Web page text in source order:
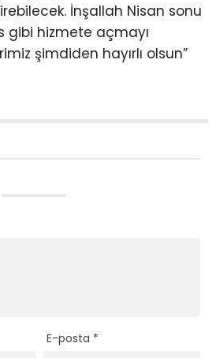
İnşallah Nisan sonu
gibi hizmete açmayı
şimdiden hayırlı olsun”
E-posta *